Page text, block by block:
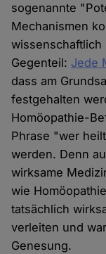
sogenannte
Mechanismen
wissenschaftlich
Gegenteil: Jede
dass am
festgehalten
Homöopathie-
Phrase "wer
werden. Denn
wirksame
wie
tatsächlich
verleiten und
Genesung.